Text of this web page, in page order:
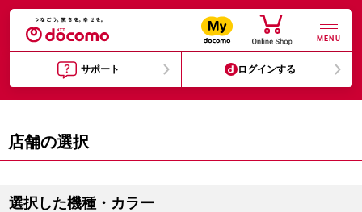
MENU
サポート ログインする
店舗の選択
選択した機種・カラー